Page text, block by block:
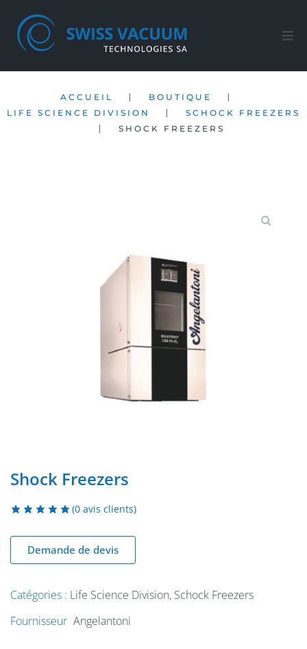
Nos produits
ACCUEIL | BOUTIQUE |
LIFE SCIENCE DIVISION | SCHOCK FREEZERS
| SHOCK FREEZERS
Shock Freezers
(0 avis clients)
Demande de devis
Catégories : Life Science Division, Schock Freezers
Fournisseur Angelantoni